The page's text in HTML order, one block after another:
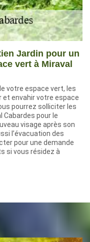
Jardin pour un
vert à Miraval
votre espace vert, les
envahir votre espace
pourrez solliciter les
Cabardes pour le
visage après son
l’évacuation des
pour une demande
si vous résidez à